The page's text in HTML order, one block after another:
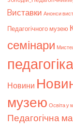
Bиставки Анонси
Педагогічного музею
семінари
педагогіка
Новини
музею Освіта у
Педагогічна